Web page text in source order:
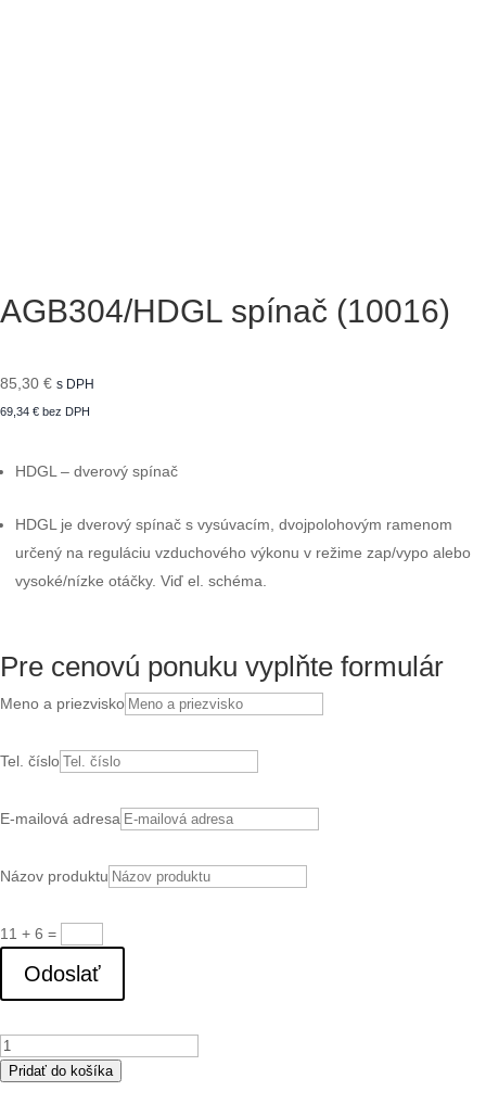
AGB304/HDGL spínač (10016)
85,30 € s DPH
69,34 € bez DPH
HDGL – dverový spínač
HDGL je dverový spínač s vysúvacím, dvojpolohovým ramenom
určený na reguláciu vzduchového výkonu v režime zap/vypo alebo
vysoké/nízke otáčky. Viď el. schéma.
Pre cenovú ponuku vyplňte formulár
Meno a priezvisko
Tel. číslo
E-mailová adresa
Názov produktu
11 + 6 =
Odoslať
množstvo
AGB304/HDGL
Pridať do košíka